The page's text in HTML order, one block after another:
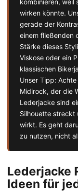
kombinieren, weil
wirken könnte.
gerade der
einem fließenden
Stärke dieses
Viskose oder ein
klassischen
Unser Tipp:
Midirock, der die
Lederjacke sind
Silhouette
wirkt. Es geht
zu nutzen, nicht
Lederjacke
Ideen für